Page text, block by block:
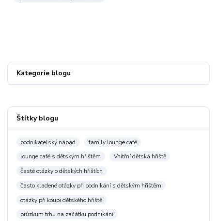
Kategorie blogu
Štítky blogu
podnikatelský nápad
family lounge café
lounge café s dětským hřištěm
Vnitřní dětská hřiště
časté otázky o dětských hřištích
často kladené otázky při podnikání s dětským hřištěm
otázky při koupi dětského hřiště
průzkum trhu na začátku podnikání